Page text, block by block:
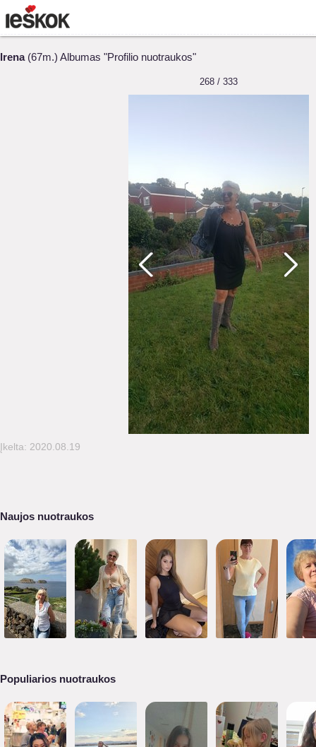
Irena(67m.) Albumas "Profilio nuotraukos"
268 / 333
Įkelta: 2020.08.19
Naujos nuotraukos
Populiarios nuotraukos